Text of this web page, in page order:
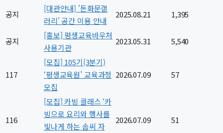
공지
[대관안내] '돈화문갤
러리' 공간 이용 안내
2025.08.21 1,395
공지
[홍보] 평생교육바우처
사용기관
2023.05.31 5,540
117
[모집] 105기(3분기)
‘평생교육원’ 교육과정
모집
2026.07.09 57
116
[모집] 카빙 클래스 ‘카
빙으로 요리와 행사를
빛나게 하는 솜씨 자
2026.07.09 51